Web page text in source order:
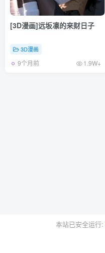
[3D漫画]远坂凛的来财日子
3D漫画
9个月前 1.9W+
本站已安全运行: